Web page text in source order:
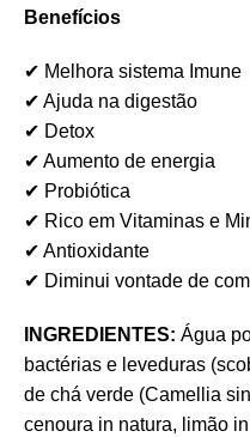
Benefícios
✔ Melhora sistema Imune
✔ Ajuda na digestão
✔ Detox
✔ Aumento de energia
✔ Probiótica
✔ Rico em Vitaminas e
✔ Antioxidante
✔ Diminui vontade de
INGREDIENTES: Água
bactérias e leveduras
de chá verde (Camellia
cenoura in natura, limão